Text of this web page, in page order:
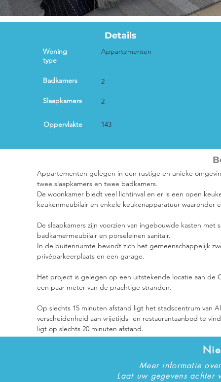
Details
Woning
type
Badkamers
Slaapkamers
Oppervlakte
Appartementen
2
2
143
Appartementen gelegen in een rustige en unieke
twee slaapkamers en twee badkamers.
De woonkamer biedt veel lichtinval en er is een open
keukenmeubilair en enkele keukenapparatuur waaronder
De slaapkamers zijn voorzien van ingebouwde kasten
badkamermeubilair en porseleinen sanitair.
In de buitenruimte bevindt zich het gemeenschappelijk
privéparkeerplaats en een garage.
Het project is gelegen op een uitstekende locatie aan de
een paar meter van de prachtige stranden.
Op slechts 15 minuten afstand ligt het stadscentrum van
verscheidenheid aan vrijetijds- en restaurantaanbod te
ligt op slechts 20 minuten afstand.
Meer informatie
Laat uw gegevens